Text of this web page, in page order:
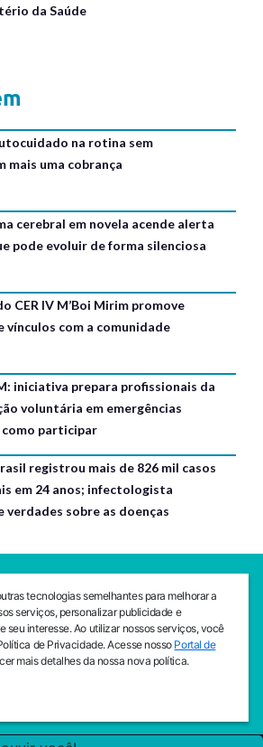
da Saúde
na rotina sem
mais uma cobrança
cerebral em novela acende alerta
pode evoluir de forma silenciosa
CER IV M’Boi Mirim promove
vínculos com a comunidade
iniciativa prepara profissionais da
voluntária em emergências
participar
registrou mais de 826 mil casos
em 24 anos; infectologista
verdades sobre as doenças
765, Liberdade, São Paulo, 01503-001
(11) 3469 - 1818
INSTITUTO CEJAM
765, Liberdade, São Paulo, 01503-001
tecnologias semelhantes para melhorar a
serviços, personalizar publicidade e
seu interesse. Ao utilizar nossos serviços, você
de Privacidade. Acesse nosso Portal de
mais detalhes da nossa nova política.